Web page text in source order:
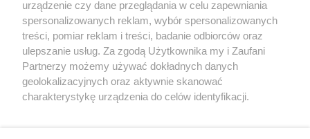
X Facebook Instagram Youtube
urządzenie czy dane przeglądania w celu zapewniania
spersonalizowanych reklam, wybór spersonalizowanych
treści, pomiar reklam i treści, badanie odbiorców oraz
ulepszanie usług. Za zgodą Użytkownika my i Zaufani
Partnerzy możemy używać dokładnych danych
geolokalizacyjnych oraz aktywnie skanować
charakterystykę urządzenia do celów identyfikacji.